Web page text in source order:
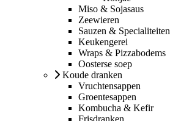
Miso & Sojasaus
Zeewieren
Sauzen & Specialiteiten
Keukengerei
Wraps & Pizzabodems
Oosterse soep
Koude dranken
Vruchtensappen
Groentesappen
Kombucha & Kefir
Frisdranken